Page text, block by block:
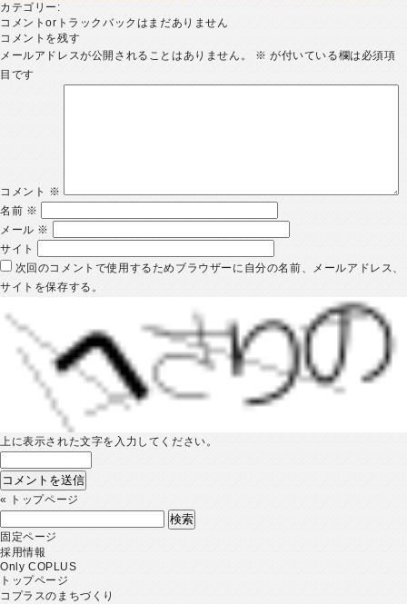
カテゴリー:
コメントorトラックバックはまだありません
コメントを残す
メールアドレスが公開されることはありません。
※ が付いている欄は必須項
目です
コメント ※
名前 ※
メール ※
サイト
次回のコメントで使用するためブラウザーに自分の名前、メールアドレス、
サイトを保存する。
上に表示された文字を入力してください。
«
トップページ
索:
固定ページ
採用情報
Only COPLUS
トップページ
コプラスのまちづくり